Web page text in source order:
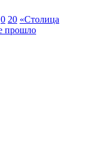
0 20 «Столица
прошло